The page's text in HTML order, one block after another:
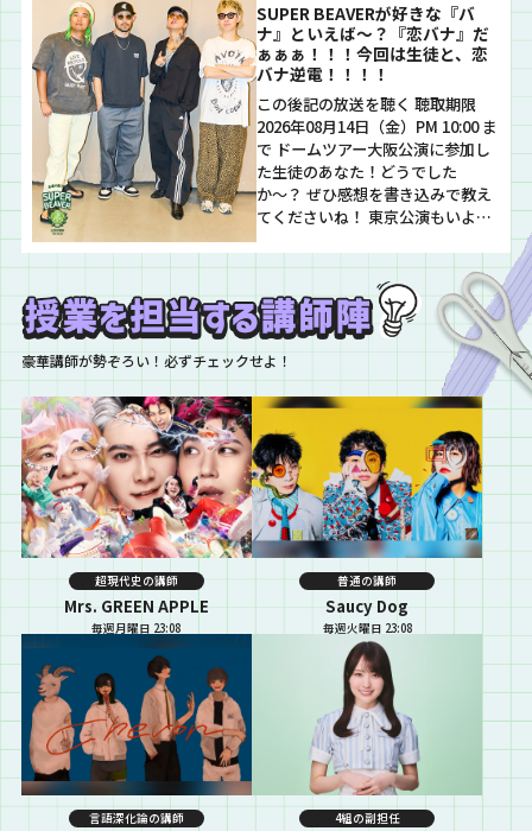
SUPER BEAVERが好きな『バ
ナ』といえば〜？『恋バナ』だ
ぁぁぁ！！！今回は生徒と、恋
バナ逆電！！！！
この後記の放送を聴く 聴取期限
2026年08月14日（金）PM 10:00 ま
で ドームツアー大阪公演に参加し
た生徒のあなた！どうでした
か〜？ ぜひ感想を書き込みで教え
てくださいね！ 東京公演もいよい
て！明日8月8日(土)12:00〜 都会の
ラクダ TOUR…
豪華講師が勢ぞろい！必ずチェックせよ！
超現代史の講師
Mrs. GREEN APPLE
毎週月曜日 23:08
普通の講師
Saucy Dog
毎週火曜日 23:08
言語深化論の講師 4組の副担任